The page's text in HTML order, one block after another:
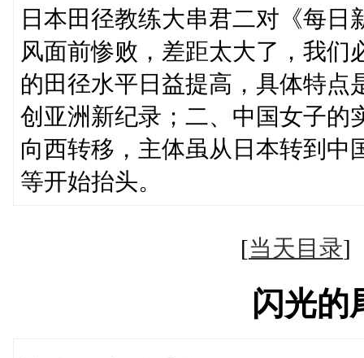
日本田径教练大串君二对《每
风面前惨败，差距太大了，我们
的田径水平日益提高，具体特点
创亚洲新纪录；二、中国女子的
向西转移，主体虽从日本转到中
等开始抬头。
[当天目录
闪光的